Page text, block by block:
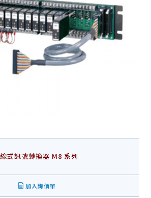
式訊號轉換器 M8 系列
加入詢價單